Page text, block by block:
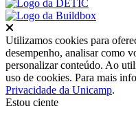
Utilizamos cookies para
desempenho, analisar como
personalizar conteúdo. Ao
uso de cookies. Para mais
Privacidade da Unicamp.
Estou ciente